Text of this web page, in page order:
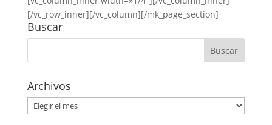
[/vc_row_inner][/vc_column][/mk_page_section]
Buscar
Archivos
Archivos